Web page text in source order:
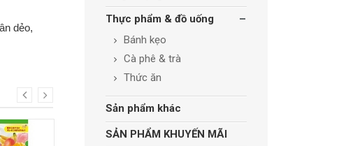
dẻo,
Thực phẩm & đồ uống
Bánh kẹo
Cà phê & trà
Thức ăn
Sản phẩm khác
SẢN PHẨM KHUYẾN MÃI